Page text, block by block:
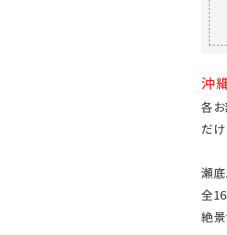
沖
各
だけ
瀬
全
絶景